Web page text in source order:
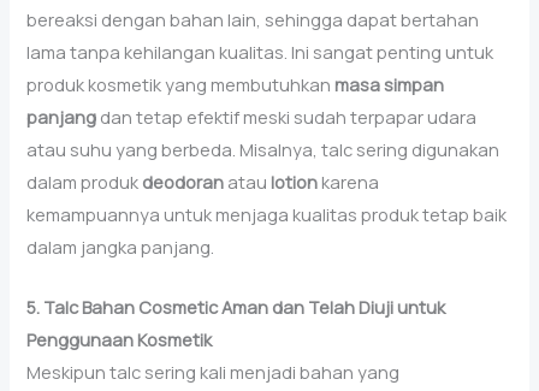
bereaksi dengan bahan lain, sehingga dapat bertahan
lama tanpa kehilangan kualitas. Ini sangat penting untuk
produk kosmetik yang membutuhkan masa simpan
panjang dan tetap efektif meski sudah terpapar udara
atau suhu yang berbeda. Misalnya, talc sering digunakan
dalam produk deodoran atau lotion karena
kemampuannya untuk menjaga kualitas produk tetap baik
dalam jangka panjang.
5. Talc Bahan Cosmetic Aman dan Telah Diuji untuk
Penggunaan Kosmetik
Meskipun talc sering kali menjadi bahan yang